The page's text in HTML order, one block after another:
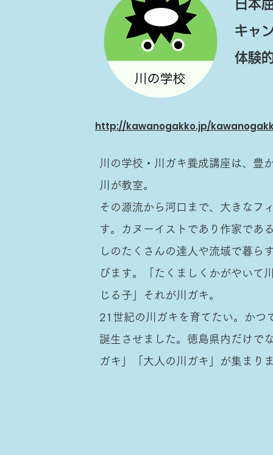
日本
キャ
体験
http://kawanogakko.jp/
川の学校・川ガキ養成講座は、豊
川が教室。
その源流から河口まで、大きなフ
す。カヌーイストであり作家であ
しのたくさんの達人や流域で暮ら
びます。「たくましくかがやいて
じる子」それが川ガキ。
21世紀の川ガキを育てたい。かつ
誕生させました。徳島県内だけで
ガキ」「大人の川ガキ」が集まり